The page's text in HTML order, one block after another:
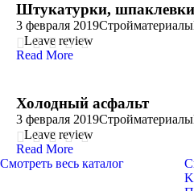
Штукатурки, шпаклевки
3 февраля 2019Стройматериалы
Leave review
Read More
Холодный асфальт
3 февраля 2019Стройматериалы
Leave review
Read More
Смотреть весь каталог